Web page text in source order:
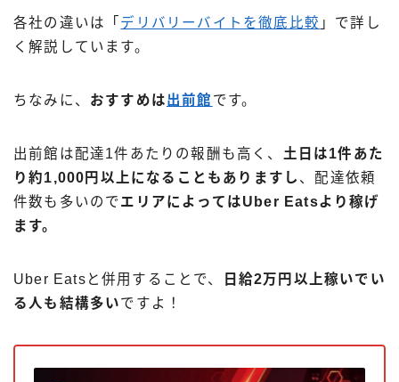
各社の違いは「 デリバリーバイトを徹底比較 」で詳し
く解説しています。
ちなみに、 おすすめは出前館 です。
出前館は配達1件あたりの報酬も高く、 土日は1件あた
り約1,000円以上になることもありますし 、配達依頼
件数も多いので エリアによってはUber Eatsより稼げ
ます。
Uber Eatsと併用することで、
日給2万円以上稼いでい
る人も結構多いですよ！